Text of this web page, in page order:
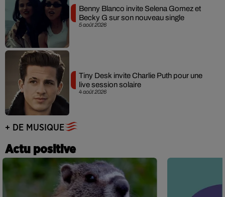
5 août 2026
Benny Blanco invite Selena Gomez et
Becky G sur son nouveau single
4 août 2026
Tiny Desk invite Charlie Puth pour une
live session solaire
+ DE MUSIQUE
Actu positive